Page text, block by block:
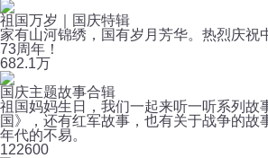
祖国万岁｜国庆特辑
家有山河锦绣，国有岁月芳华。热烈庆祝
73周年！
682.1万
国庆主题故事合辑
祖国妈妈生日，我们一起来听一听系列故
国》，还有红军故事，也有关于战争的故
年代的不易。
122600